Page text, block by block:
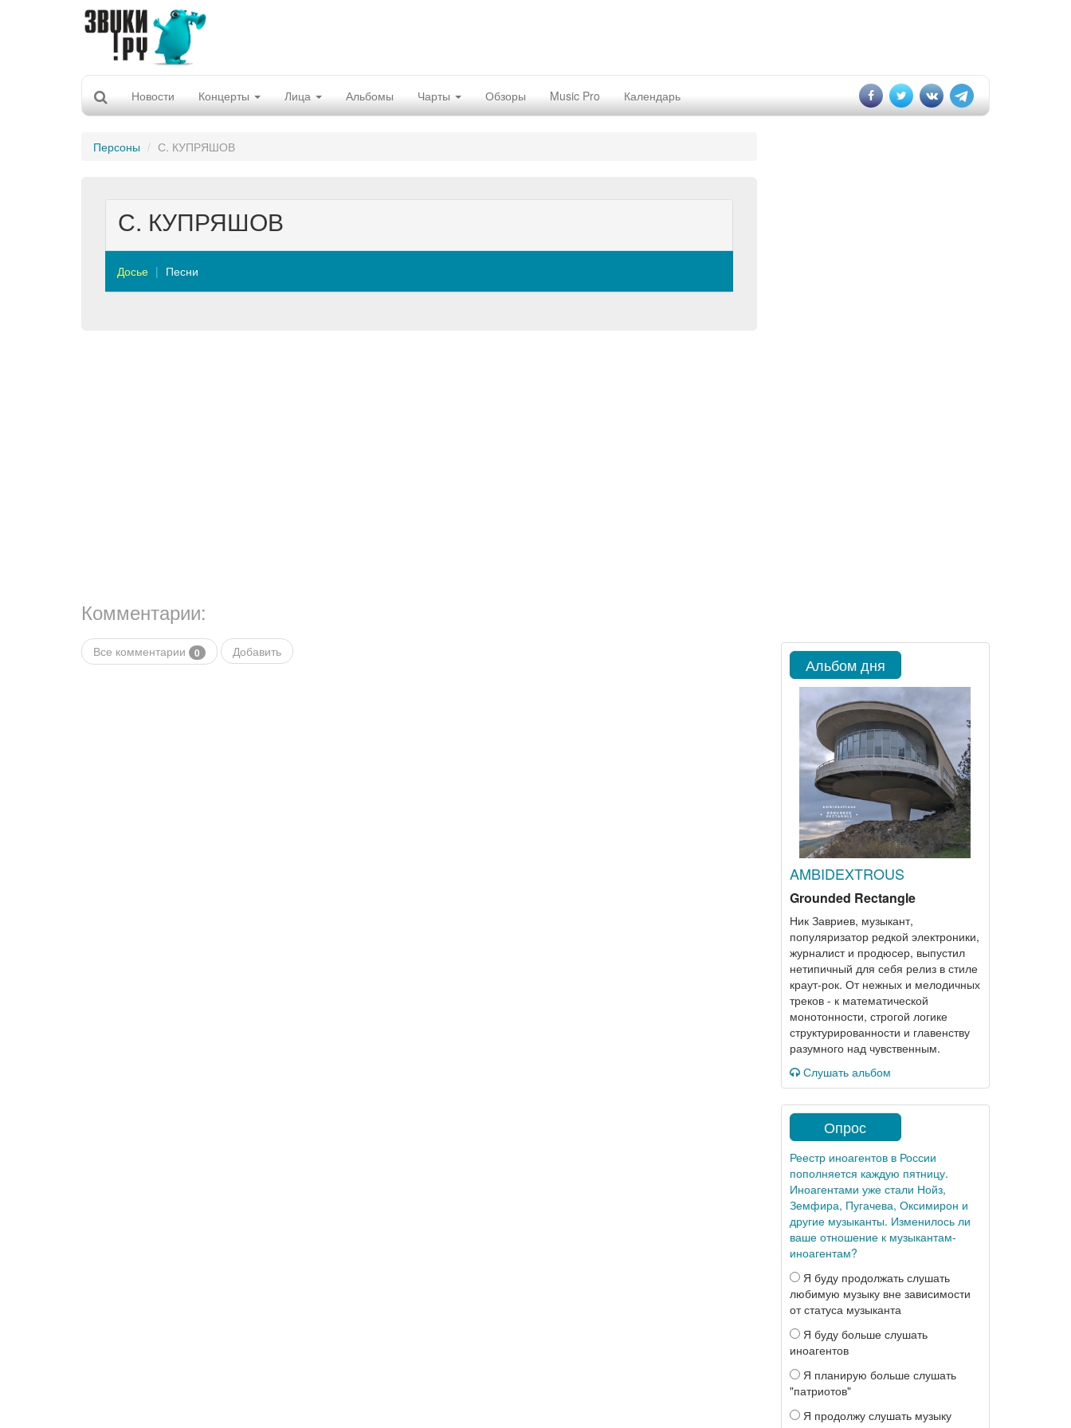
Новости Концерты Лица Альбомы Чарты Обзоры Music Pro Календарь
Персоны С. КУПРЯШОВ
С. КУПРЯШОВ
Досье Песни
Комментарии:
Все комментарии 0 Добавить
Альбом дня
AMBIDEXTROUS
Grounded Rectangle
Ник Завриев, музыкант,
популяризатор редкой электроники,
журналист и продюсер, выпустил
нетипичный для себя релиз в стиле
краут-рок. От нежных и мелодичных
треков - к математической
монотонности, строгой логике
структурированности и главенству
разумного над чувственным.
Слушать альбом
Опрос
Реестр иноагентов в России
пополняется каждую пятницу.
Иноагентами уже стали Нойз,
Земфира, Пугачева, Оксимирон и
другие музыканты. Изменилось ли
ваше отношение к музыкантам-
иноагентам?
Я буду продолжать слушать
любимую музыку вне зависимости
от статуса музыканта
Я буду больше слушать
иноагентов
Я планирую больше слушать
"патриотов"
Я продолжу слушать музыку